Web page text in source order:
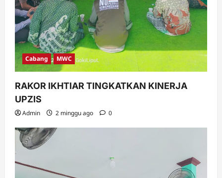
Cabang MWC
RAKOR IKHTIAR TINGKATKAN KINERJA
UPZIS
Admin 2 minggu ago 0